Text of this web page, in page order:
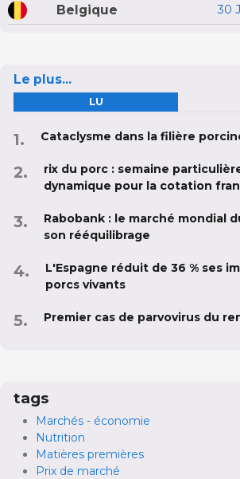
Belgique 30
Le plus...
LU
Cataclysme dans la filière
rix du porc : semaine
dynamique pour la cotation fran
Rabobank : le marché mondial
son rééquilibrage
L'Espagne réduit de 36 % ses
porcs vivants
Premier cas de parvovirus du
tags
Marchés - économie
Nutrition
Matières premières
Prix de marché